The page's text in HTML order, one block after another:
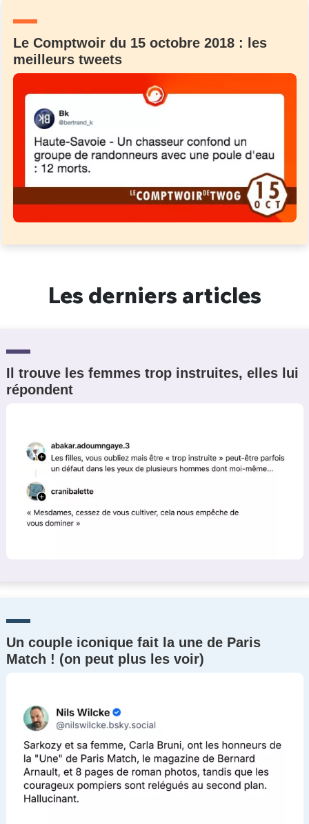
Le Comptwoir du 15 octobre 2018 : les
meilleurs tweets
Les derniers articles
Il trouve les femmes trop instruites, elles lui
répondent
Un couple iconique fait la une de Paris
Match ! (on peut plus les voir)
Un Thread
C'EST PARTI